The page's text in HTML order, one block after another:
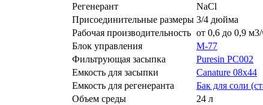
Регенерант
NaCl
Присоединительные размеры 3/4 дюйма
Рабочая производительность от 0,6 до 0,9
Блок управления
M-77
Фильтрующая засыпка
Puresin PC002
Емкость для засыпки
Canature 08х44
Емкость для регенеранта
Бак для соли
Объем среды
24 л